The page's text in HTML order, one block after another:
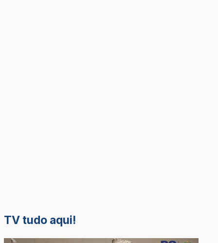
TV tudo aqui!